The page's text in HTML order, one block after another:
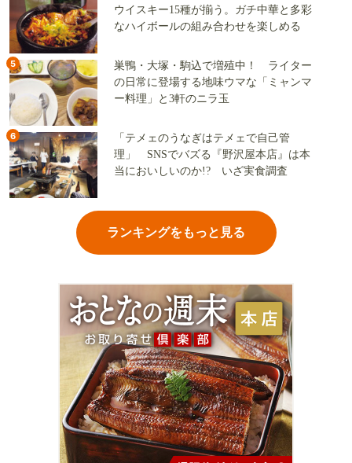
ウイスキー15種が揃う。ガチ中華と多彩
なハイボールの組み合わせを楽しめる
5
巣鴨・大塚・駒込で増殖中！ ライター
の日常に登場する地味ウマな「ミャンマ
ー料理」と3軒のニラ玉
6
「テメェのうなぎはテメェで自己管
理」 SNSでバズる『野沢屋本店』は本
当においしいのか!? いざ実食調査
ランキングをもっと見る